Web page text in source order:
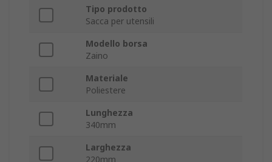
Tipo prodotto
Sacca per utensili
Modello borsa
Zaino
Materiale
Poliestere
Lunghezza
340mm
Larghezza
220mm